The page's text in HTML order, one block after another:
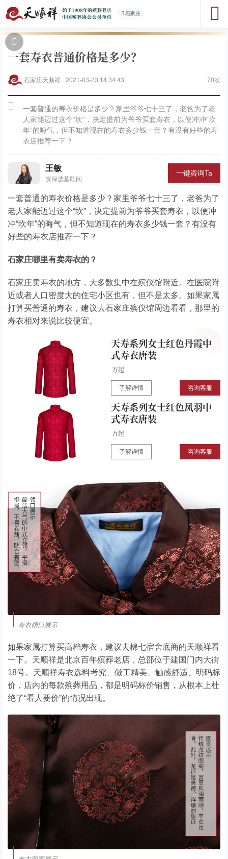
石家庄
一套寿衣普通价格是多少？
石家庄天顺祥 2021-03-23 14:34:43 70次
一套普通的寿衣价格是多少？家里爷爷七十三了，老爸为了老
人家能迈过这个“坎”，决定提前为爷爷买套寿衣，以便冲冲“坎
年”的晦气，但不知道现在的寿衣多少钱一套？有没有好些的寿
衣店推荐一下？
王敏
资深选墓顾问
一键咨询Ta
一套普通的寿衣价格是多少？家里爷爷七十三了，老爸为了
老人家能迈过这个“坎”，决定提前为爷爷买套寿衣，以便冲
冲“坎年”的晦气，但不知道现在的寿衣多少钱一套？有没有
好些的寿衣店推荐一下？
石家庄哪里有卖寿衣的？
石家庄卖寿衣的地方，大多数集中在殡仪馆附近。在医院附
近或者人口密度大的住宅小区也有，但不是太多。如果家属
打算买普通的寿衣，建议去石家庄殡仪馆周边看看，那里的
寿衣相对来说比较便宜。
天寿系列女士红色丹霞中
式寿衣唐装
了解详情 咨询客服
天寿系列女士红色凤羽中
式寿衣唐装
了解详情 咨询客服
寿衣领口展示
如果家属打算买高档寿衣，建议去棉七宿舍底商的天顺祥看
一下。天顺祥是北京百年殡葬老店，总部位于建国门内大街
18号。天顺祥寿衣选料考究、做工精美、触感舒适、明码标
价，店内的每款殡葬用品，都是明码标价销售，从根本上杜
绝了“看人要价”的情况出现。